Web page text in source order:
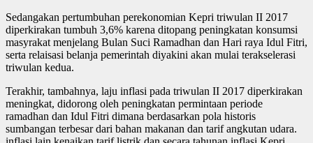
Sedangakan pertumbuhan perekonomian Kepri triwulan II 2017
diperkirakan tumbuh 3,6% karena ditopang peningkatan konsumsi
masyrakat menjelang Bulan Suci Ramadhan dan Hari raya Idul Fitri,
serta relaisasi belanja pemerintah diyakini akan mulai terakselerasi
triwulan kedua.
Terakhir, tambahnya, laju inflasi pada triwulan II 2017 diperkirakan
meningkat, didorong oleh peningkatan permintaan periode
ramadhan dan Idul Fitri dimana berdasarkan pola historis
sumbangan terbesar dari bahan makanan dan tarif angkutan udara.